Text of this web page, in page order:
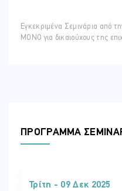
Εγκεκριμένα Σεμινάρια από
ΜΟΝΟ για δικαιούχους της
ΠΡΟΓΡΑΜΜΑ
Τρίτη - 09 Δεκ 2025